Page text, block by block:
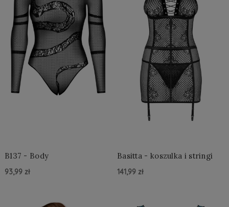
B137 - Body
93,99 zł
Basitta - koszulka i stringi
141,99 zł